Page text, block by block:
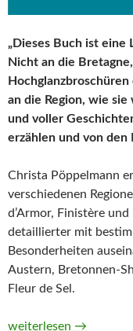
„Dieses Buch ist eine
Nicht an die
an die Region, wie
und voller
erzählen und von den
Christa Pöppelmann
verschiedenen
d’Armor, Finistère
detaillierter mit
Besonderheiten
Austern, Bretonnen-
Fleur de Sel.
Bonjour Bretagne.
weiterlesen →